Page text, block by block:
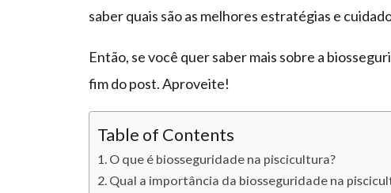
saber quais são as melhores estratégias e
Então, se você quer saber mais sobre a
fim do post. Aproveite!
Table of Contents
O que é biosseguridade na piscicultura?
Qual a importância da biosseguridade na